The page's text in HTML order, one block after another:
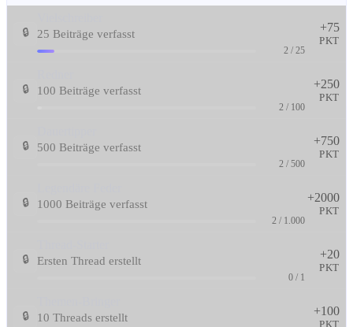
🔒 25 Beiträge verfasst
2 / 25
+75
PKT
🔒 100 Beiträge verfasst
2 / 100
+250
PKT
🔒 500 Beiträge verfasst
2 / 500
+750
PKT
🔒 1000 Beiträge verfasst
2 / 1.000
+2000
PKT
🔒 Ersten Thread erstellt
0 / 1
+20
PKT
🔒 10 Threads erstellt
+100
PKT